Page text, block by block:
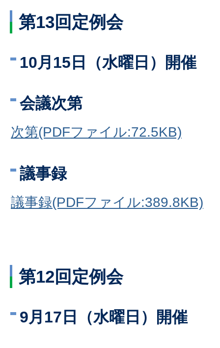
第13回定例会
10月15日（水曜日）開催
会議次第
次第(PDFファイル:72.5KB)
議事録
議事録(PDFファイル:389.8KB)
第12回定例会
9月17日（水曜日）開催